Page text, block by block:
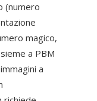
(numero
magico,
a PBM
a